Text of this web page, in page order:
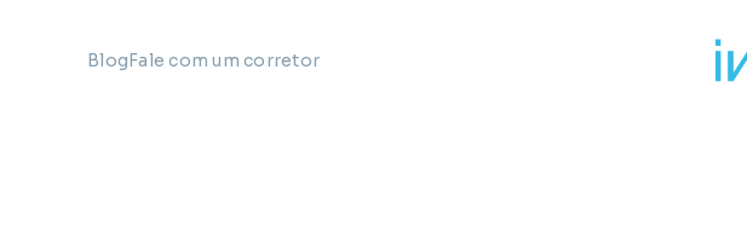
BlogFale com um corretor